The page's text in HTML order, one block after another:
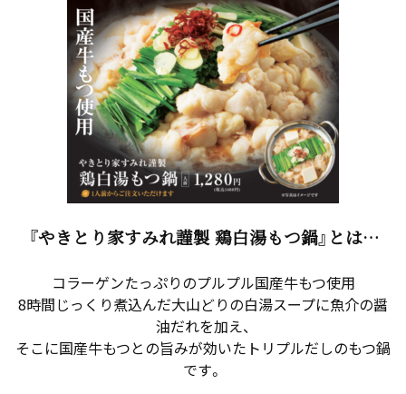
『やきとり家すみれ謹製 鶏白湯もつ鍋』とは…
コラーゲンたっぷりのプルプル国産牛もつ使用
8時間じっくり煮込んだ大山どりの白湯スープに魚介の醤
油だれを加え、
そこに国産牛もつとの旨みが効いたトリプルだしのもつ鍋
です。